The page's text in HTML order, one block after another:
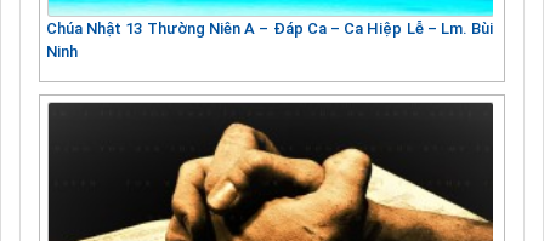
Chúa Nhật 13 Thường Niên A – Đáp Ca – Ca Hiệp Lễ – Lm. Bùi
Ninh